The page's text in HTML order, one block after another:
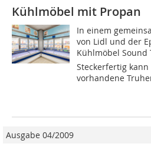
Kühlmöbel mit Propan
In einem
von Lidl und der
Kühlmöbel Sound
Steckerfertig
vorhandene
Ausgabe 04/2009